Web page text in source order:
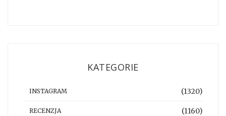
KATEGORIE
INSTAGRAM (1320)
RECENZJA (1160)